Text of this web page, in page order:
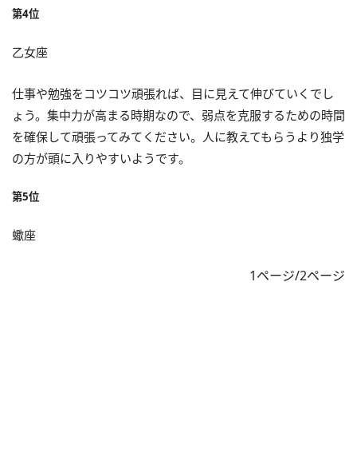
第4位
乙女座
仕事や勉強をコツコツ頑張れば、目に見えて伸びていくでし
ょう。集中力が高まる時期なので、弱点を克服するための時間
を確保して頑張ってみてください。人に教えてもらうより独学
の方が頭に入りやすいようです。
第5位
蠍座
1ページ/2ページ